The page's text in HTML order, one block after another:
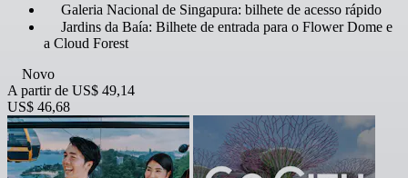
Galeria Nacional de Singapura: bilhete de acesso rápido
Jardins da Baía: Bilhete de entrada para o Flower Dome e
a Cloud Forest
Novo
A partir de US$ 49,14
US$ 46,68